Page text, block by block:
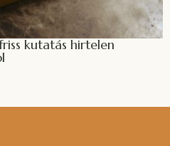
kutatás hirtelen